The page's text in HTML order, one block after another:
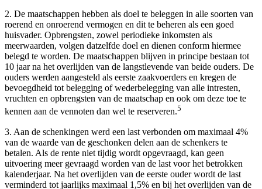
2. De maatschappen hebben als doel te beleggen in alle soorten van
roerend en onroerend vermogen en dit te beheren als een goed
huisvader. Opbrengsten, zowel periodieke inkomsten als
meerwaarden, volgen datzelfde doel en dienen conform hiermee
belegd te worden. De maatschappen blijven in principe bestaan tot
10 jaar na het overlijden van de langstlevende van beide ouders. De
ouders werden aangesteld als eerste zaakvoerders en kregen de
bevoegdheid tot belegging of wederbelegging van alle intresten,
vruchten en opbrengsten van de maatschap en ook om deze toe te
kennen aan de vennoten dan wel te reserveren.5
3. Aan de schenkingen werd een last verbonden om maximaal 4%
van de waarde van de geschonken delen aan de schenkers te
betalen. Als de rente niet tijdig wordt opgevraagd, kan geen
uitvoering meer gevraagd worden van de last voor het betrokken
kalenderjaar. Na het overlijden van de eerste ouder wordt de last
verminderd tot jaarlijks maximaal 1,5% en bij het overlijden van de